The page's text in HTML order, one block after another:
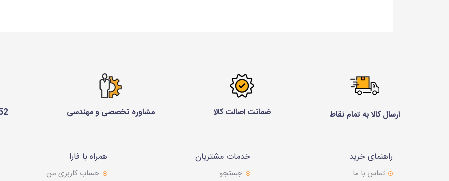
ارسال کالا به تمام نقاط ضمانت اصالت کالا مشاوره تخصصی و مهندسی 0910
راهنمای خرید
تماس با ما
خدمات مشتریان
جستجو
همراه با فارا
حساب کاربری من